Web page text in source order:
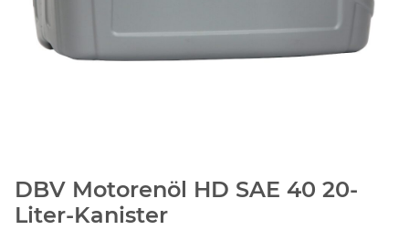
DBV Motorenöl HD SAE 40 20-
Liter-Kanister